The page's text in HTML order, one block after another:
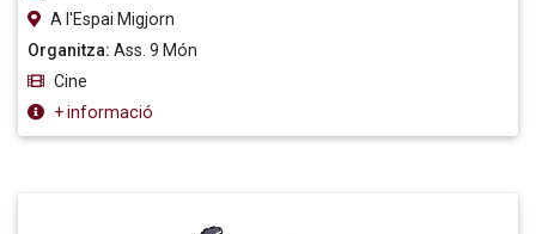
A l'Espai Migjorn
Organitza: Ass. 9 Món
Cine
+ informació